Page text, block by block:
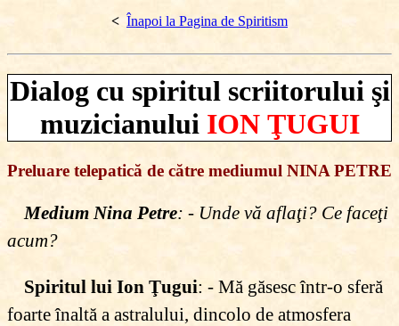
< Înapoi la Pagina de Spiritism
Dialog cu spiritul scriitorului şi
muzicianului ION ŢUGUI
Preluare telepatică de către mediumul NINA PETRE
Medium Nina Petre: - Unde vă aflaţi? Ce faceţi
acum?
Spiritul lui Ion Ţugui: - Mă găsesc într-o sferă
foarte înaltă a astralului, dincolo de atmosfera